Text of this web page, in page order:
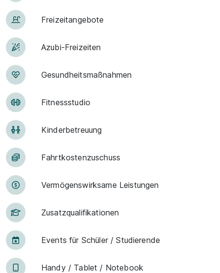
Frei­zeit­an­ge­bo­te
Azubi-Frei­zei­ten
Ge­sund­heits­maß­nah­men
Fit­ness­stu­dio
Kin­der­be­treu­ung
Fahrt­kosten­zu­schuss
Vermögens­wirksame Leistungen
Zu­satz­qua­li­fi­ka­tio­nen
Events für Schü­ler / Stu­die­ren­de
Han­dy / Tab­let / Note­book